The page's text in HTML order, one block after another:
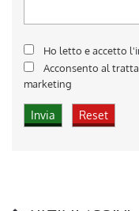
Ho letto e accetto
Acconsento al
marketing